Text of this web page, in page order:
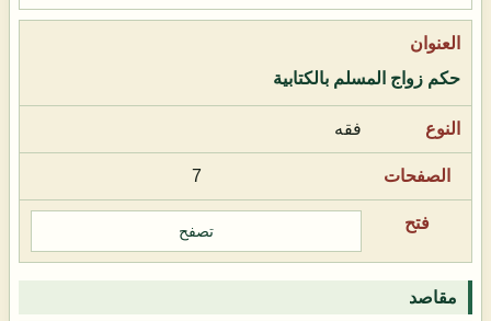
حكم زواج المسلم بالكتابية
فقه
7
تصفح
مقاصد